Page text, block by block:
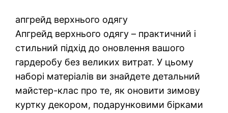
апгрейд верхнього одягу
Апгрейд верхнього одягу – практичний і
стильний підхід до оновлення вашого
гардеробу без великих витрат. У цьому
наборі матеріалів ви знайдете детальний
майстер-клас про те, як оновити зимову
куртку декором, подарунковими бірками